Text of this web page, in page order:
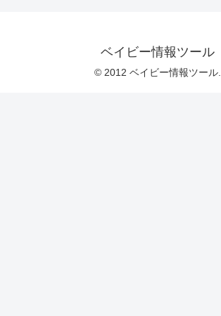
ベイビー情報ツール
© 2012 ベイビー情報ツール.